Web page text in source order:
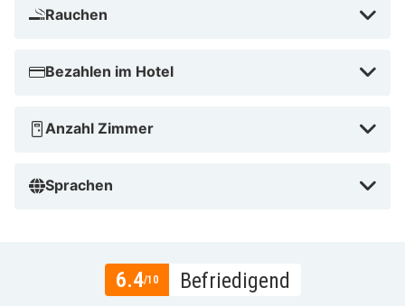
Rauchen
Bezahlen im Hotel
Anzahl Zimmer
Sprachen
6.4/10 Befriedigend